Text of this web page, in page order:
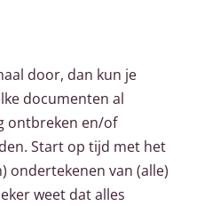
door, dan kun je
documenten al
ontbreken en/of
Start op tijd met het
ondertekenen van (alle)
weet dat alles